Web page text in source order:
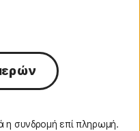
η συνδρομή επί πληρωμή.